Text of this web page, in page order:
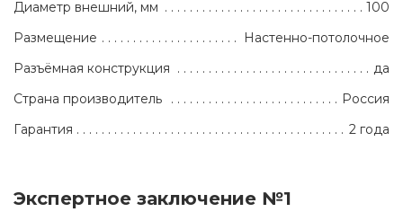
Диаметр внешний, мм
100
Размещение
Настенно-потолочное
Разъёмная конструкция
да
Страна производитель
Россия
Гарантия
2 года
Экспертное заключение №1